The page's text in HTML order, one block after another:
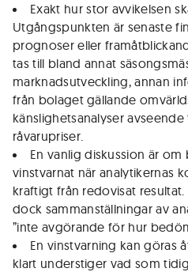
Exakt hur stor avvikelsen
Utgångspunkten är senaste
prognoser eller
tas till bland annat
marknadsutveckling, annan
från bolaget gällande
känslighetsanalyser
råvarupriser.
En vanlig diskussion är
vinstvarnat när analytikernas
kraftigt från redovisat
dock sammanställningar av
”inte avgörande för hur
En vinstvarning kan göras
klart understiger vad som